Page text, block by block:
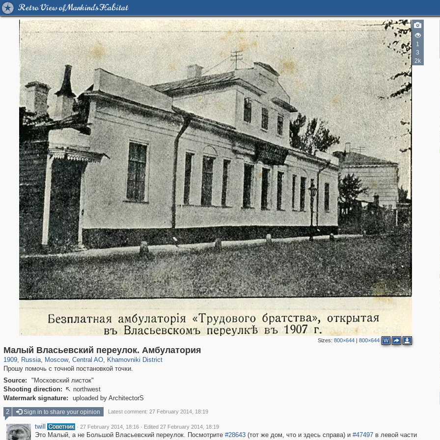
Retro View of Mankind's Habitat
1
3
2k
Sizes: 800×644| 800×644 W
Малый Власьевский переулок. Амбулатория
1909, Russia
1,407,363 29,248
, Moscow
319,882 8,286
, Central AO
160,021 5,916
, Khamovniki District
19,395 722
Прошу помочь с точной постановкой точки.
Source:
"Московский листок"
Shooting direction:  northwest
Watermark signature:
uploaded by ArchitectorS
2 Sign in to share your opinion Latest comment: 27 February 2014, 18:19
twill · 27 February 2014, 18:16 · Edited 27 February 2014, 18:19
Это Малый, а не Большой Власьевский переулок. Посмотрите #28643(тот же дом, что и здесь справа) и #47497в левой части